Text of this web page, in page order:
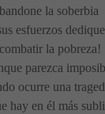
la soberbia
esfuerzos dedique
la pobreza!
parezca
ocurre una
hay en él más